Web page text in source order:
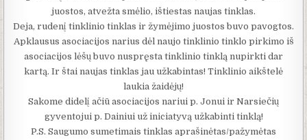
juostos, atvežta smėlio, ištiestas naujas tinklas.
Deja, rudenį tinklinio tinklas ir žymėjimo juostos buvo pavogtos.
Apklausus asociacijos narius dėl naujo tinklinio tinklo pirkimo iš
asociacijos lėšų buvo nuspręsta tinklinio tinklą nupirkti dar
kartą. Ir štai naujas tinklas jau užkabintas! Tinklinio aikštelė
laukia žaidėjų!
Sakome didelį ačiū asociacijos nariui p. Jonui ir Narsiečių
gyventojui p. Dainiui už iniciatyvą užkabinti tinklą!
P.S. Saugumo sumetimais tinklas aprašinėtas/pažymėtas